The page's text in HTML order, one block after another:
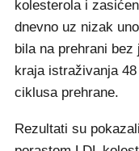
kolesterola i
dnevno uz nizak
bila na prehrani
kraja istraživanja
ciklusa prehrane.
Rezultati su